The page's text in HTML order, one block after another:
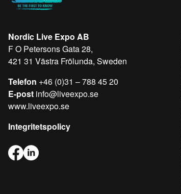
Nordic Live Expo AB
F O Petersons Gata 28,
421 31 Västra Frölunda, Sweden
Telefon +46 (0)31 – 788 45 20
E-post info@liveexpo.se
www.liveexpo.se
Integritetspolicy